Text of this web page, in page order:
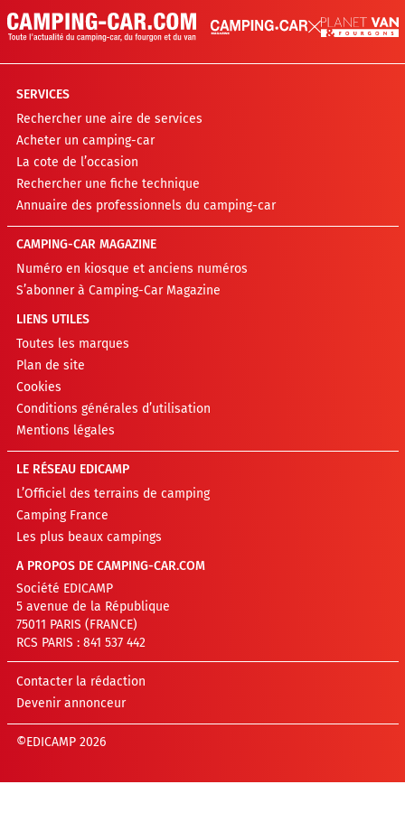
SERVICES
Rechercher une aire de services
Acheter un camping-car
La cote de l’occasion
Rechercher une fiche technique
Annuaire des professionnels du camping-car
CAMPING-CAR MAGAZINE
Numéro en kiosque et anciens numéros
S’abonner à Camping-Car Magazine
LIENS UTILES
Toutes les marques
Plan de site
Cookies
Conditions générales d’utilisation
Mentions légales
LE RÉSEAU EDICAMP
L’Officiel des terrains de camping
Camping France
Les plus beaux campings
A PROPOS DE CAMPING-CAR.COM
Société EDICAMP
5 avenue de la République
75011 PARIS (FRANCE)
RCS PARIS : 841 537 442
Contacter la rédaction
Devenir annonceur
©EDICAMP 2026